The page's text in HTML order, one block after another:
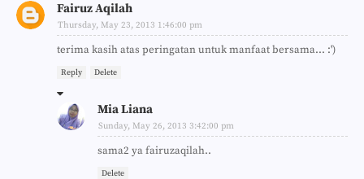
Fairuz Aqilah
Thursday, May 23, 2013 1:46:00 pm
terima kasih atas peringatan untuk manfaat bersama... :')
Reply Delete
Mia Liana
Sunday, May 26, 2013 3:42:00 pm
sama2 ya fairuzaqilah..
Delete